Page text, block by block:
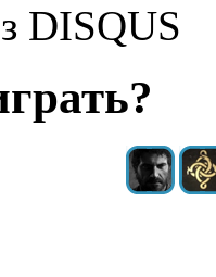
DISQUS